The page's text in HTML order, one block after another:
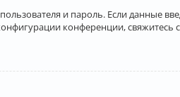
и пароль. Если данные
конференции, свяжитесь